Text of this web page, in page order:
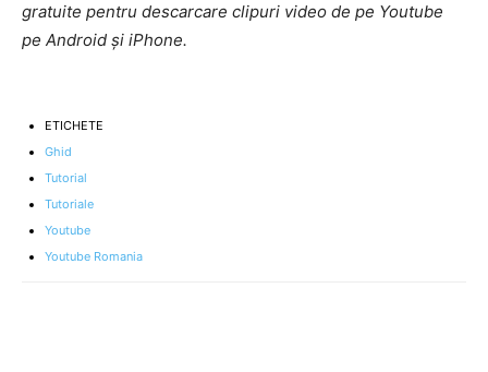
gratuite pentru descarcare clipuri video de pe Youtube
pe Android și iPhone.
ETICHETE
Ghid
Tutorial
Tutoriale
Youtube
Youtube Romania